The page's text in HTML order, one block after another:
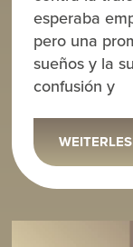
esperaba
pero una
sueños y la
confusión y